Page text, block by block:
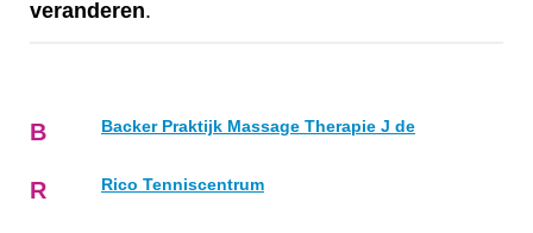
veranderen.
B Backer Praktijk Massage Therapie J de
R Rico Tenniscentrum